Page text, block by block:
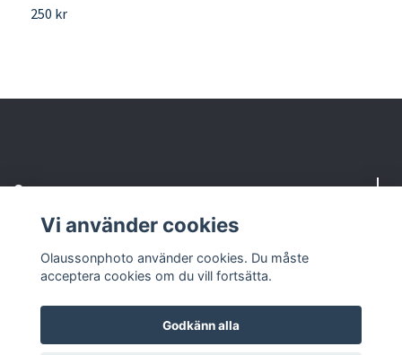
250 kr
Om oss
Kundtjänst
Vi använder cookies
Olaussonphoto använder cookies. Du måste
acceptera cookies om du vill fortsätta.
Godkänn alla